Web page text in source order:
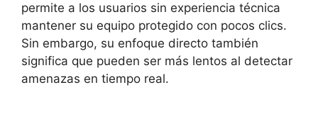
⁣permite a los usuarios sin experiencia⁣ técnica
mantener ⁣su equipo ⁢protegido ​con pocos clics.
Sin⁣ embargo, su enfoque ‌directo también
significa ⁣que pueden ser más lentos al detectar
amenazas en tiempo real.